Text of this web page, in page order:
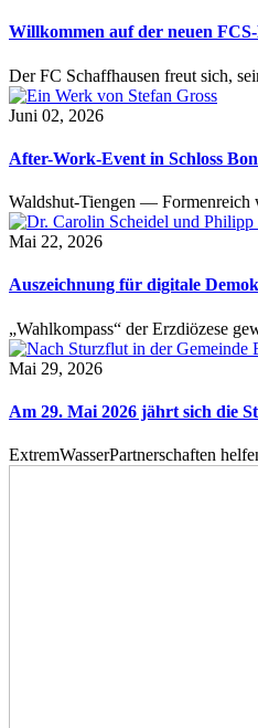
Willkommen auf der neuen
Der FC Schaffhausen freut sich,
Juni 02, 2026
After-Work-Event in Schloss
Waldshut-Tiengen — Formenreich
Mai 22, 2026
Auszeichnung für digitale
„Wahlkompass“ der Erzdiözese
Mai 29, 2026
Am 29. Mai 2026 jährt sich die
ExtremWasserPartnerschaften